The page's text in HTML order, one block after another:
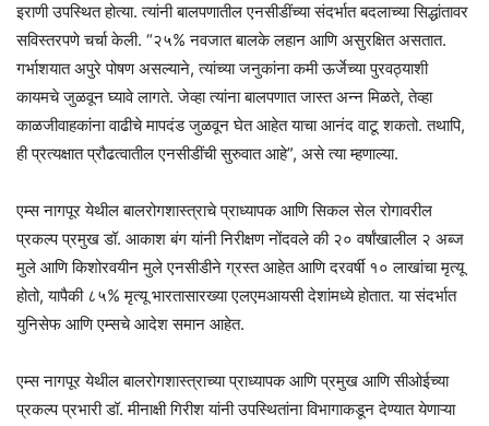
इराणी उपस्थित होत्या. त्यांनी बालपणातील एनसीडींच्या संदर्भात बदलाच्या सिद्धांतावर
सविस्तरपणे चर्चा केली. “२५% नवजात बालके लहान आणि असुरक्षित असतात.
गर्भाशयात अपुरे पोषण असल्याने, त्यांच्या जनुकांना कमी ऊर्जेच्या पुरवठ्याशी
कायमचे जुळवून घ्यावे लागते. जेव्हा त्यांना बालपणात जास्त अन्न मिळते, तेव्हा
काळजीवाहकांना वाढीचे मापदंड जुळवून घेत आहेत याचा आनंद वाटू शकतो. तथापि,
ही प्रत्यक्षात प्रौढत्वातील एनसीडींची सुरुवात आहे”, असे त्या म्हणाल्या.
एम्स नागपूर येथील बालरोगशास्त्राचे प्राध्यापक आणि सिकल सेल रोगावरील
प्रकल्प प्रमुख डॉ. आकाश बंग यांनी निरीक्षण नोंदवले की २० वर्षांखालील २ अब्ज
मुले आणि किशोरवयीन मुले एनसीडीने ग्रस्त आहेत आणि दरवर्षी १० लाखांचा मृत्यू
होतो, यापैकी ८५% मृत्यू भारतासारख्या एलएमआयसी देशांमध्ये होतात. या संदर्भात
युनिसेफ आणि एम्सचे आदेश समान आहेत.
एम्स नागपूर येथील बालरोगशास्त्राच्या प्राध्यापक आणि प्रमुख आणि सीओईच्या
प्रकल्प प्रभारी डॉ. मीनाक्षी गिरीश यांनी उपस्थितांना विभागाकडून देण्यात येणाऱ्या